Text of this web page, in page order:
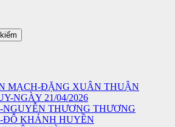
MẠCH-ĐẶNG XUÂN THUẬN
NGÀY 21/04/2026
THƯƠNG THƯƠNG
ĐỖ KHÁNH HUYỀN